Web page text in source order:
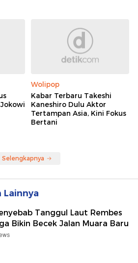
Wolipop
Kabar Terbaru Takeshi
Kaneshiro Dulu Aktor
Tertampan Asia, Kini Fokus
Bertani
Selengkapnya
Tanggul Laut Rembes
Bikin Becek Jalan Muara Baru